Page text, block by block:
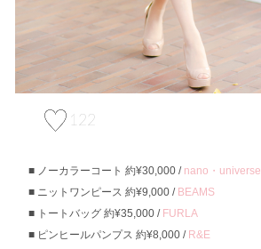
122
ノーカラーコート 約¥30,000 / nano・universe
ニットワンピース 約¥9,000 / BEAMS
トートバッグ 約¥35,000 / FURLA
ピンヒールパンプス 約¥8,000 / R&E